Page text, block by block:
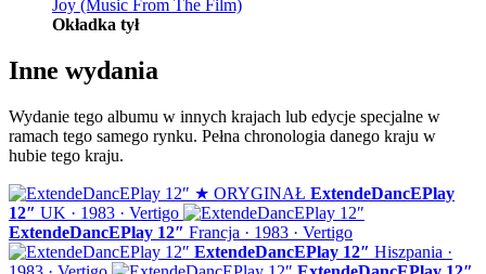
Okładka tył
Inne wydania
Wydanie tego albumu w innych krajach lub edycje specjalne w
ramach tego samego rynku. Pełna chronologia danego kraju w
hubie tego kraju.
★ ORYGINAŁ ExtendeDancEPlay
12″ UK · 1983 · Vertigo
ExtendeDancEPlay 12″ Francja · 1983 · Vertigo
ExtendeDancEPlay 12″ Hiszpania ·